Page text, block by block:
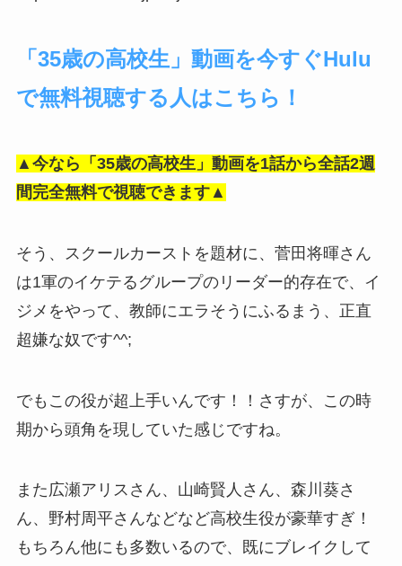
「35歳の高校生」動画を今すぐHulu
で無料視聴する人はこちら！
▲今なら「35歳の高校生」動画を1話から全話2週
間完全無料で視聴できます▲
そう、スクールカーストを題材に、菅田将暉さん
は1軍のイケテるグループのリーダー的存在で、イ
ジメをやって、教師にエラそうにふるまう、正直
超嫌な奴です^^;
でもこの役が超上手いんです！！さすが、この時
期から頭角を現していた感じですね。
また広瀬アリスさん、山崎賢人さん、森川葵さ
ん、野村周平さんなどなど高校生役が豪華すぎ！
もちろん他にも多数いるので、既にブレイクして